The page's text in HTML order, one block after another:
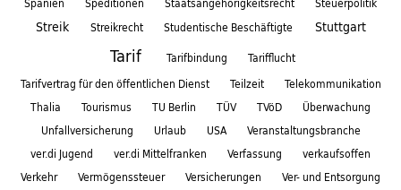
Streik Streikrecht Studentische Beschäftigte Stuttgart
Tarif Tarifbindung
Tarifflucht
Tarifvertrag für den öffentlichen Dienst
Teilzeit
Telekommunikation
Thalia
Tourismus TU Berlin TÜV TVöD
Überwachung
Unfallversicherung
Urlaub USA
Veranstaltungsbranche
ver.di Jugend
ver.di Mittelfranken Verfassung
verkaufsoffen
Verkehr
Vermögenssteuer Versicherungen
Ver- und Entsorgung